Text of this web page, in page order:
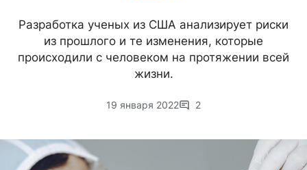
Разработка ученых из США анализирует риски
из прошлого и те изменения, которые
происходили с человеком на протяжении всей
жизни.
19 января 2022 2